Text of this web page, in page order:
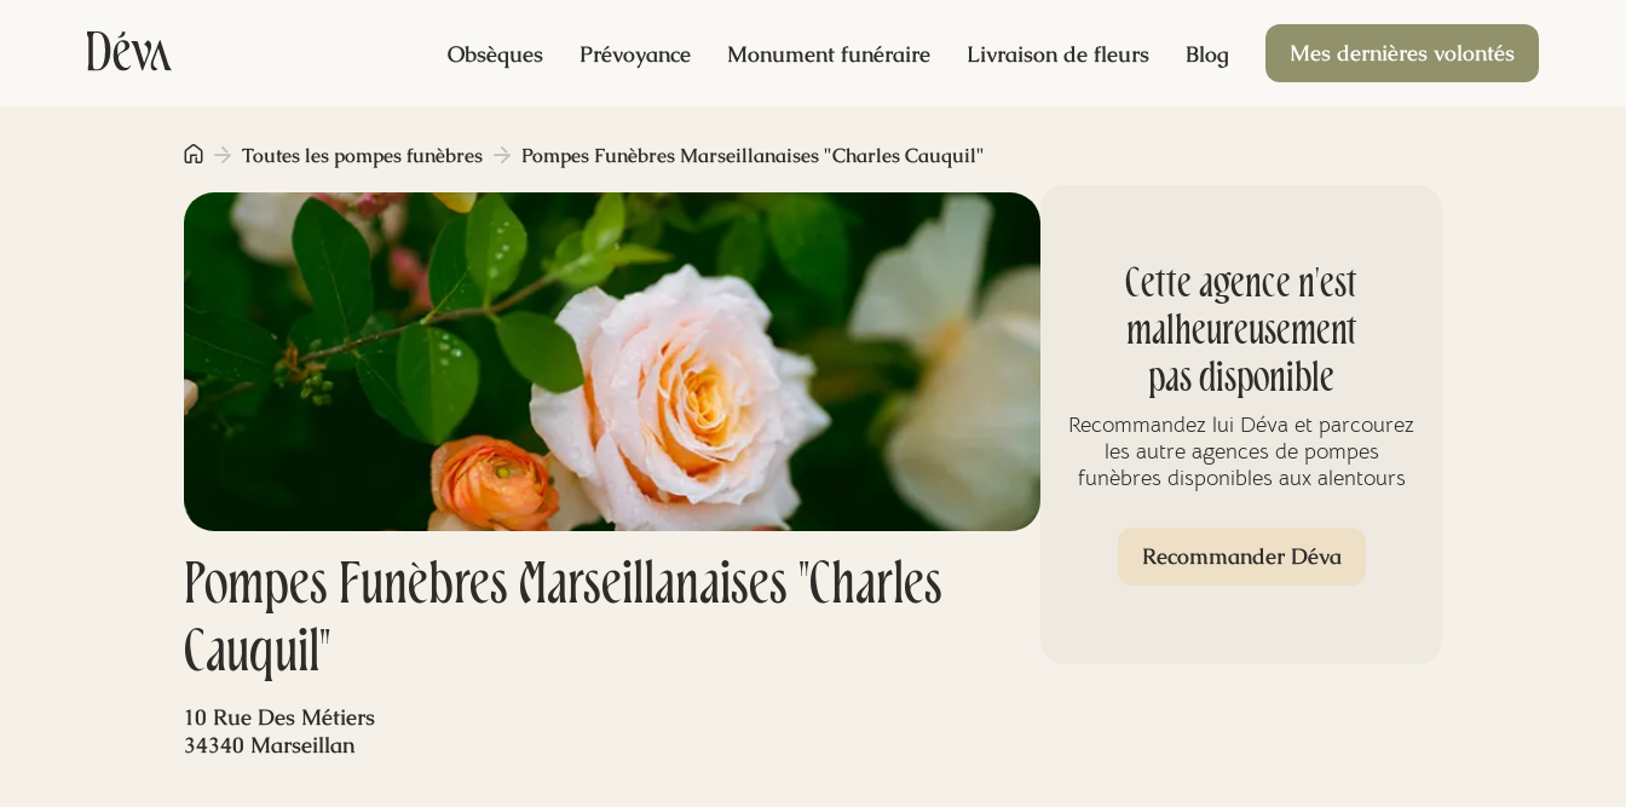
Obsèques Prévoyance Monument funéraire Livraison de fleurs Blog Mes dernières volontés
Pompes Funèbres Marseillanaises "Charles
Cauquil"
Toutes les pompes funèbres Pompes Funèbres Marseillanaises "Charles Cauquil"
10 Rue Des Métiers
34340 Marseillan
Cette agence n'est
malheureusement
pas disponible
Recommandez lui Déva et parcourez
les autre agences de pompes
funèbres disponibles aux alentours
Recommander Déva